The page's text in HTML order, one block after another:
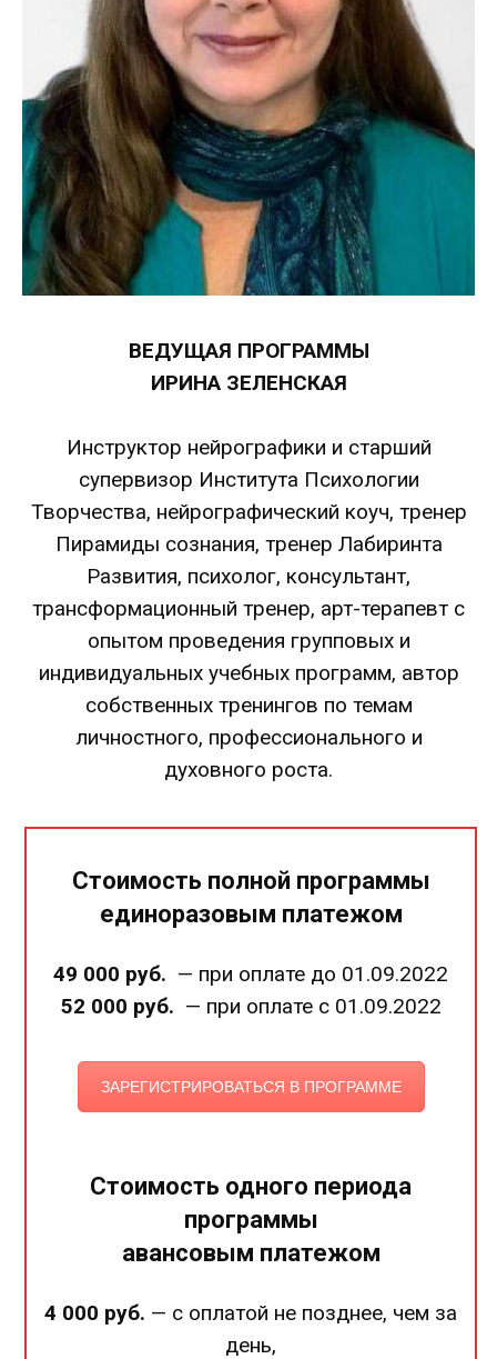
ВЕДУЩАЯ ПРОГРАММЫ
ИРИНА ЗЕЛЕНСКАЯ
Инструктор нейрографики и старший
супервизор Института Психологии
Творчества, нейрографический коуч, тренер
Пирамиды сознания, тренер Лабиринта
Развития, психолог, консультант,
трансформационный тренер, арт-терапевт с
опытом проведения групповых и
индивидуальных учебных программ, автор
собственных тренингов по темам
личностного, профессионального и
духовного роста.
Стоимость полной программы
единоразовым платежом
49 000 руб. — при оплате до 01.09.2022
52 000 руб. — при оплате с 01.09.2022
ЗАРЕГИСТРИРОВАТЬСЯ В ПРОГРАММЕ
Стоимость одного периода
программы
авансовым платежом
4 000 руб. — с оплатой не позднее, чем за
день,